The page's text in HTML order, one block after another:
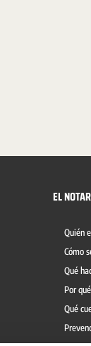
EL
Quién
Cómo
Qué
Por
Qué